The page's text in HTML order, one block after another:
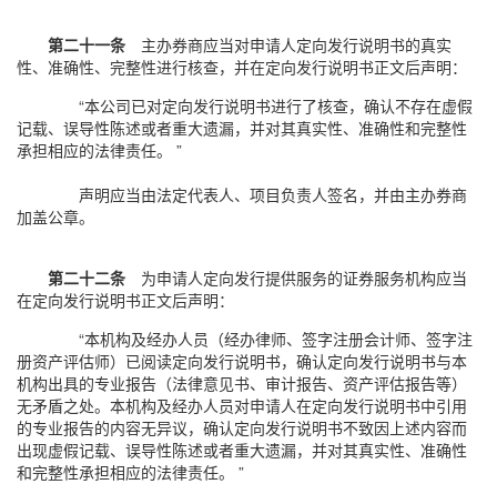
第二十一条 主办券商应当对申请人定向发行说明书的真实
性、准确性、完整性进行核查，并在定向发行说明书正文后声明：
“本公司已对定向发行说明书进行了核查，确认不存在虚假
记载、误导性陈述或者重大遗漏，并对其真实性、准确性和完整性
承担相应的法律责任。 ”
声明应当由法定代表人、项目负责人签名，并由主办券商
加盖公章。
第二十二条 为申请人定向发行提供服务的证券服务机构应当
在定向发行说明书正文后声明：
“本机构及经办人员（经办律师、签字注册会计师、签字注
册资产评估师）已阅读定向发行说明书，确认定向发行说明书与本
机构出具的专业报告（法律意见书、审计报告、资产评估报告等）
无矛盾之处。本机构及经办人员对申请人在定向发行说明书中引用
的专业报告的内容无异议，确认定向发行说明书不致因上述内容而
出现虚假记载、误导性陈述或者重大遗漏，并对其真实性、准确性
和完整性承担相应的法律责任。 ”